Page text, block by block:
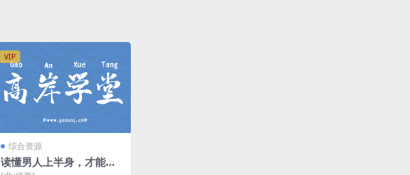
VIP
综合资源
读懂男人上半身，才能征